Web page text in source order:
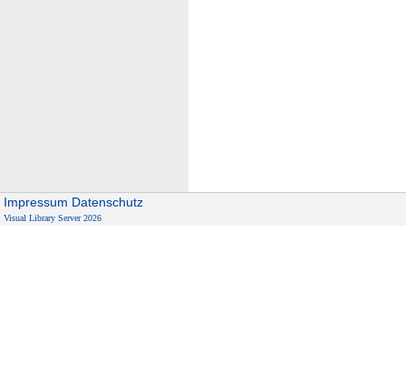
Impressum Datenschutz
Visual Library Server 2026